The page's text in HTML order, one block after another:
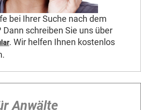
bei Ihrer Suche nach dem
schreiben Sie uns über
. Wir helfen Ihnen kostenlos
Anwälte